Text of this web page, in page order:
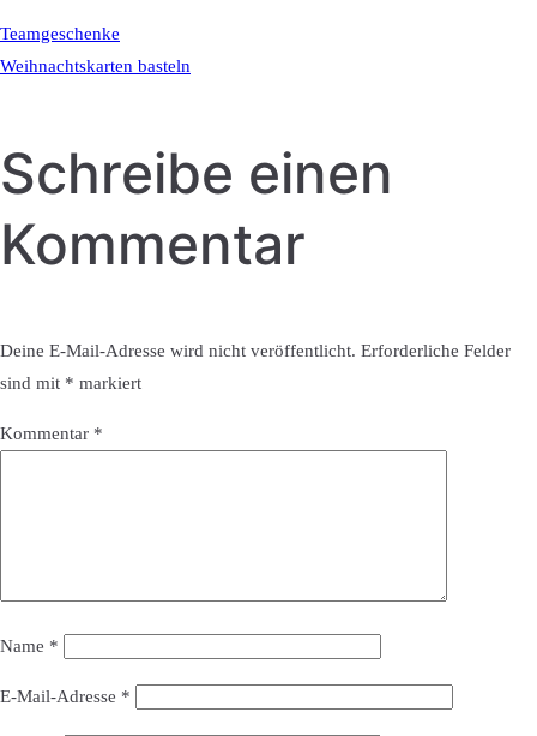
Teamgeschenke
Weihnachtskarten basteln
Schreibe einen
Kommentar
Deine E-Mail-Adresse wird nicht veröffentlicht. Erforderliche Felder
sind mit * markiert
Kommentar *
Name *
E-Mail-Adresse *